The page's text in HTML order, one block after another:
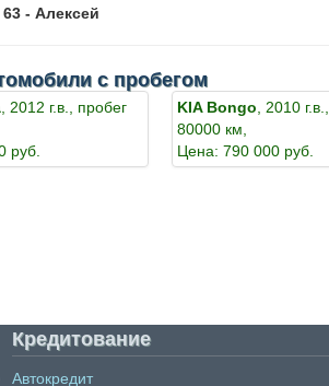
63 - Алексей
с пробегом
, 2012 г.в., пробег
руб.
KIA Bongo , 2010
80000 км,
Цена: 790 000 руб.
Кредитование
Автокредит